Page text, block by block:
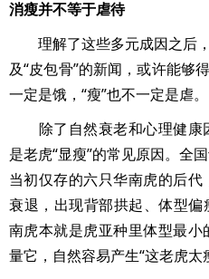
消瘦并不等于虐待
理解了这些多元成因之后，
及“皮包骨”的新闻，或许能够
一定是饿，“瘦”也不一定是虐。
除了自然衰老和心理健康
是老虎“显瘦”的常见原因。全
当初仅存的六只华南虎的后
衰退，出现背部拱起、体型
南虎本就是虎亚种里体型最
量它，自然容易产生“这老虎太